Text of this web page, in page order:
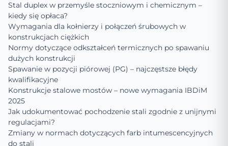
Stal duplex w przemyśle stoczniowym i chemicznym –
kiedy się opłaca?
Wymagania dla kołnierzy i połączeń śrubowych w
konstrukcjach ciężkich
Normy dotyczące odkształceń termicznych po spawaniu
dużych konstrukcji
Spawanie w pozycji piórowej (PG) – najczęstsze błędy
kwalifikacyjne
Konstrukcje stalowe mostów – nowe wymagania IBDiM
2025
Jak udokumentować pochodzenie stali zgodnie z unijnymi
regulacjami?
Zmiany w normach dotyczących farb intumescencyjnych
do stali